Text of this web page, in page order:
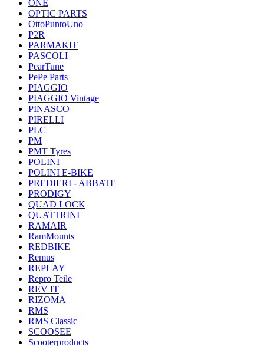
ONE
OPTIC PARTS
OttoPuntoUno
P2R
PARMAKIT
PASCOLI
PearTune
PePe Parts
PIAGGIO
PIAGGIO Vintage
PINASCO
PIRELLI
PLC
PM
PMT Tyres
POLINI
POLINI E-BIKE
PREDIERI - ABBATE
PRODIGY
QUAD LOCK
QUATTRINI
RAMAIR
RamMounts
REDBIKE
Remus
REPLAY
Repro Teile
REV IT
RIZOMA
RMS
RMS Classic
SCOOSEE
Scooterproducts